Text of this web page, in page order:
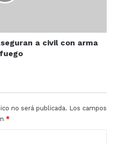
a civil con arma
no será publicada. Los campos
*